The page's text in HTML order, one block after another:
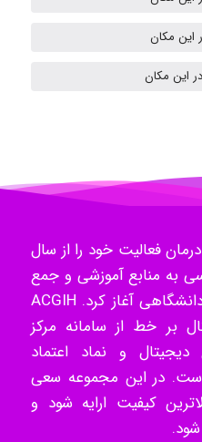
- mikaela
Hossein Znd
k.aryan
این مکان
این مکان
فعالیت خود را از سال
به منابع آموزشی و جمع
آوری کلیه مقالات و جزوات دانشگاهی آغاز کرد. ACGIH
بر خط از سامانه مرکز
دیجیتال و نماد اعتماد
است. در این مجموعه سعی
کیفیت ارایه شود و